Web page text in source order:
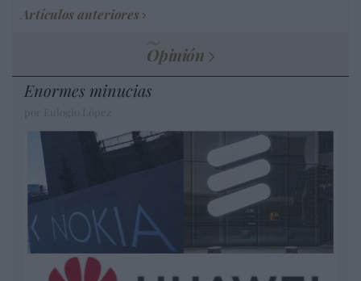
Artículos anteriores
Opinión
Enormes minucias